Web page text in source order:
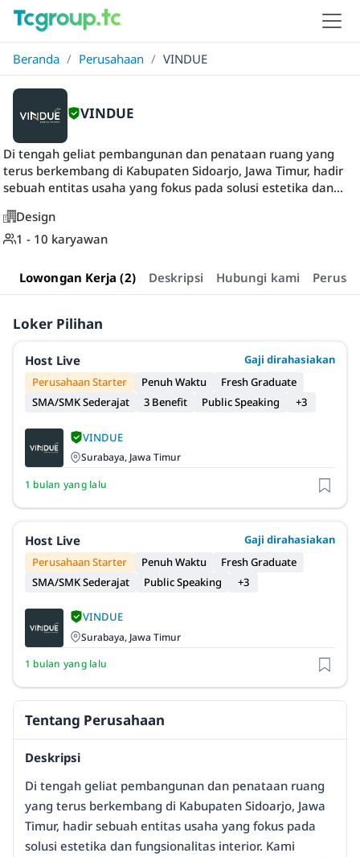
Beranda / Perusahaan / VINDUE
VINDUE
Di tengah geliat pembangunan dan penataan ruang yang
terus berkembang di Kabupaten Sidoarjo, Jawa Timur, hadir
sebuah entitas usaha yang fokus pada solusi estetika dan...
Design
1 - 10 karyawan
Lowongan Kerja (2) Deskripsi Hubungi kami
Loker Pilihan
Host Live
Gaji dirahasiakan
Perusahaan Starter
Penuh Waktu
Fresh Graduate
SMA/SMK Sederajat
3 Benefit Public Speaking +3
VINDUE
Surabaya, Jawa Timur
1 bulan yang lalu
Host Live
Gaji dirahasiakan
Perusahaan Starter
Penuh Waktu
Fresh Graduate
SMA/SMK Sederajat
Public Speaking +3
VINDUE
Surabaya, Jawa Timur
1 bulan yang lalu
Tentang Perusahaan
Deskripsi
Di tengah geliat pembangunan dan penataan ruang
yang terus berkembang di Kabupaten Sidoarjo, Jawa
Timur, hadir sebuah entitas usaha yang fokus pada
solusi estetika dan fungsionalitas interior. Kami